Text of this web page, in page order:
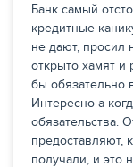
Банк самый
кредитные
не дают, просил
открыто хамят и
бы обязательно
Интересно а
обязательства.
предоставляют,
получали, и это